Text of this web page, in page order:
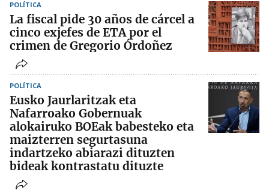
POLÍTICA
La fiscal pide 30 años de cárcel a
cinco exjefes de ETA por el
crimen de Gregorio Órdoñez
POLÍTICA
Eusko Jaurlaritzak eta
Nafarroako Gobernuak
alokairuko BOEak babesteko eta
maizterren segurtasuna
indartzeko abiarazi dituzten
bideak kontrastatu dituzte